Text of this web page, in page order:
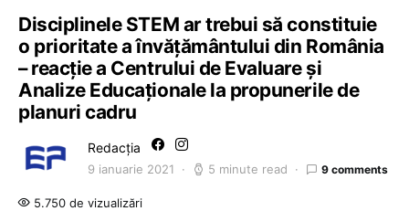
Disciplinele STEM ar trebui să constituie
o prioritate a învățământului din România
– reacție a Centrului de Evaluare și
Analize Educaționale la propunerile de
planuri cadru
Redacția
9 ianuarie 2021 5 minute read 9 comments
5.750 de vizualizări